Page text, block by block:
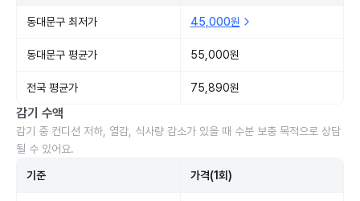
동대문구 최저가 45,000원
동대문구 평균가 55,000원
전국 평균가 75,890원
감기 수액
감기 중 컨디션 저하, 열감, 식사량 감소가 있을 때 수분 보충 목적으로 상담
될 수 있어요.
기준 가격(1회)